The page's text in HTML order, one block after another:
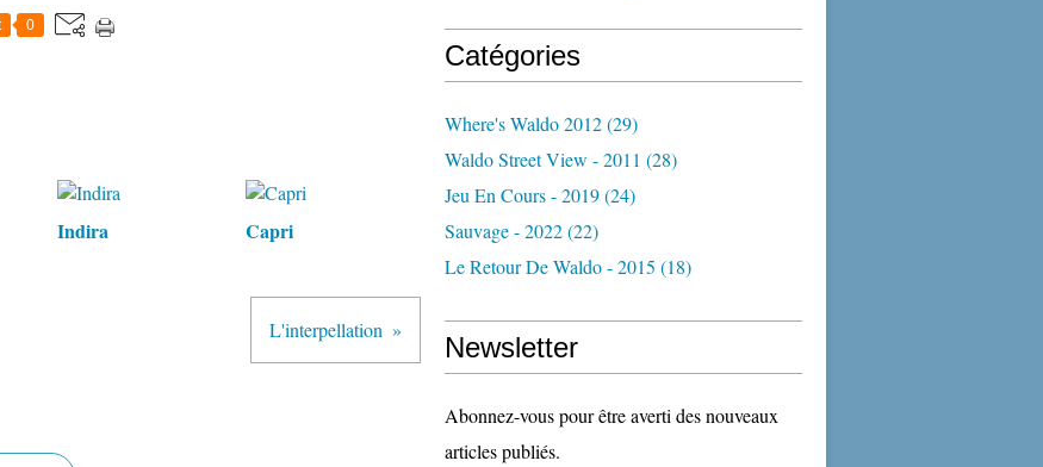
0
Indira Capri
L'interpellation
Catégories
Where's Waldo 2012(29)
Waldo Street View - 2011 (28)
Jeu En Cours - 2019(24)
Sauvage - 2022(22)
Le Retour De Waldo - 2015 (18)
Newsletter
Abonnez-vous pour être averti des nouveaux
articles publiés.